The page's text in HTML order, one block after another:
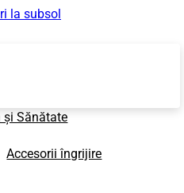
la subsol
și Sănătate
Accesorii îngrijire